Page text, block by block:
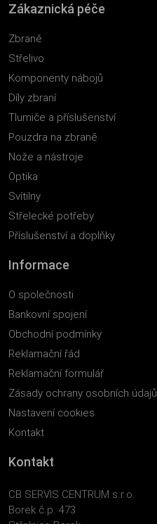
Zákaznická péče
Zbraně
Střelivo
Komponenty nábojů
Díly zbraní
Tlumiče a příslušenství
Pouzdra na zbraně
Nože a nástroje
Optika
Svítilny
Střelecké potřeby
Příslušenství a doplňky
Informace
O společnosti
Bankovní spojení
Obchodní podmínky
Reklamační řád
Reklamační formulář
Zásady ochrany osobních údajů
Nastavení cookies
Kontakt
Kontakt
CB SERVIS CENTRUM s.r.o.
Borek č.p. 473